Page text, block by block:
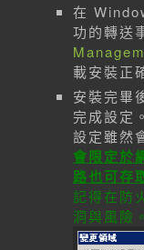
在
功的轉送
載安裝正
安裝完畢
完成設定
設定雖然
會限定於
路也可存
記得在防
洞與風險。